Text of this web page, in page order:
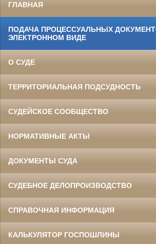
ГЛАВНАЯ
ПОДАЧА ПРОЦЕССУАЛЬНЫХ
ЭЛЕКТРОННОМ ВИДЕ
О СУДЕ
ТЕРРИТОРИАЛЬНАЯ ПОДСУДНОСТЬ
СУДЕЙСКОЕ СООБЩЕСТВО
НОРМАТИВНЫЕ АКТЫ
ДОКУМЕНТЫ СУДА
СУДЕБНОЕ ДЕЛОПРОИЗВОДСТВО
СПРАВОЧНАЯ ИНФОРМАЦИЯ
КАЛЬКУЛЯТОР ГОСПОШЛИНЫ